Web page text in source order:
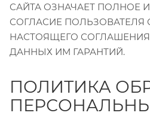
САЙТА ОЗНАЧАЕТ ПОЛНОЕ
СОГЛАСИЕ ПОЛЬЗОВАТЕЛЯ
НАСТОЯЩЕГО
ДАННЫХ ИМ ГАРАНТИЙ.
ПОЛИТИКА